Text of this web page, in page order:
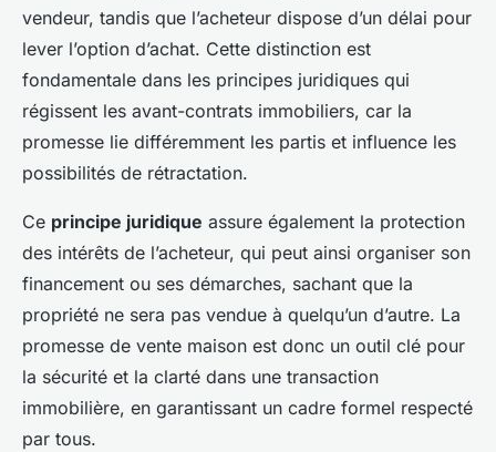
vendeur, tandis que l’acheteur dispose d’un délai pour
lever l’option d’achat. Cette distinction est
fondamentale dans les principes juridiques qui
régissent les avant-contrats immobiliers, car la
promesse lie différemment les partis et influence les
possibilités de rétractation.
Ce principe juridique assure également la protection
des intérêts de l’acheteur, qui peut ainsi organiser son
financement ou ses démarches, sachant que la
propriété ne sera pas vendue à quelqu’un d’autre. La
promesse de vente maison est donc un outil clé pour
la sécurité et la clarté dans une transaction
immobilière, en garantissant un cadre formel respecté
par tous.